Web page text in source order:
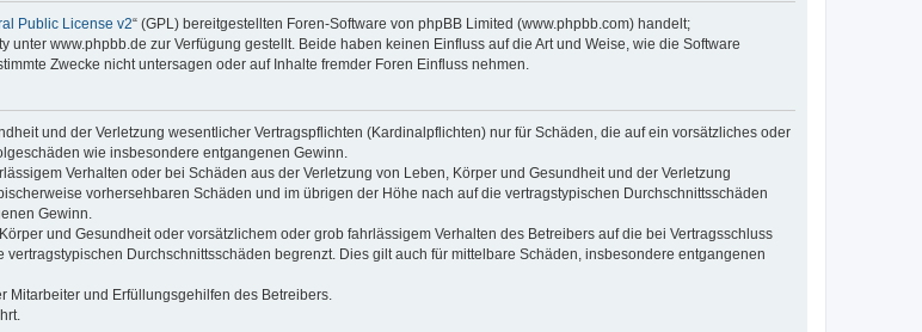
Public License v2“ (GPL) bereitgestellten Foren-Software von phpBB Limited (www.phpbb.com) handelt;
www.phpbb.de zur Verfügung gestellt. Beide haben keinen Einfluss auf die Art und Weise, wie die Software
Zwecke nicht untersagen oder auf Inhalte fremder Foren Einfluss nehmen.
und der Verletzung wesentlicher Vertragspflichten (Kardinalpflichten) nur für Schäden, die auf ein vorsätzliches oder
wie insbesondere entgangenen Gewinn.
Verhalten oder bei Schäden aus der Verletzung von Leben, Körper und Gesundheit und der Verletzung
vorhersehbaren Schäden und im übrigen der Höhe nach auf die vertragstypischen Durchschnittsschäden
Gewinn.
und Gesundheit oder vorsätzlichem oder grob fahrlässigem Verhalten des Betreibers auf die bei Vertragsschluss
Durchschnittsschäden begrenzt. Dies gilt auch für mittelbare Schäden, insbesondere entgangenen
Mitarbeiter und Erfüllungsgehilfen des Betreibers.